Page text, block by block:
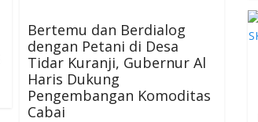
Bertemu dan Berdialog
dengan Petani di Desa
Tidar Kuranji, Gubernur Al
Haris Dukung
Pengembangan Komoditas
Cabai